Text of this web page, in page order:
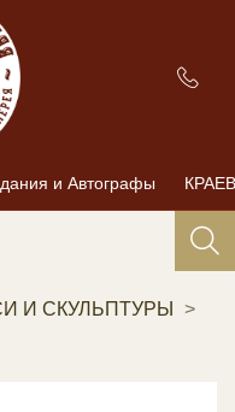
и Автографы
И СКУЛЬПТУРЫ